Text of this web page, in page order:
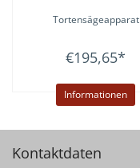
Tortensägeapparat
€195,65*
Informationen
Kontaktdaten